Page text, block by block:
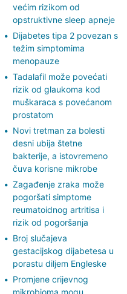
većim rizikom od
opstruktivne sleep apneje
Dijabetes tipa 2 povezan s
težim simptomima
menopauze
Tadalafil može povećati
rizik od glaukoma kod
muškaraca s povećanom
prostatom
Novi tretman za bolesti
desni ubija štetne
bakterije, a istovremeno
čuva korisne mikrobe
Zagađenje zraka može
pogoršati simptome
reumatoidnog artritisa i
rizik od pogoršanja
Broj slučajeva
gestacijskog dijabetesa u
porastu diljem Engleske
Promjene crijevnog
mikrobioma mogu